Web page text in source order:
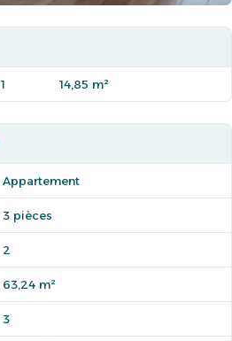
1 14,85 m²
Appartement
3 pièces
2
63,24 m²
3